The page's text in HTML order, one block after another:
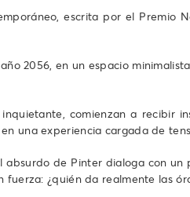
escrita por el
2056, en un espacio
comienzan a recibir
una experiencia cargada de
de Pinter dialoga con
¿quién da realmente las